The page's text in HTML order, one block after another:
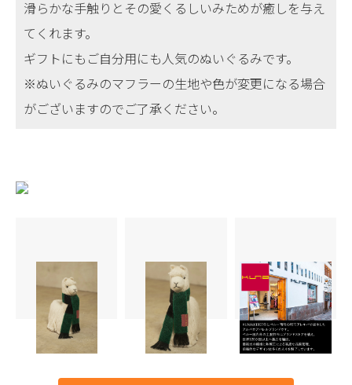
滑らかな手触りとその愛くるしいみためが癒しを与え
てくれます。
ギフトにもご自分用にも人気のぬいぐるみです。
※ぬいぐるみのマフラーの生地や色が変更になる場合
がございますのでご了承ください。